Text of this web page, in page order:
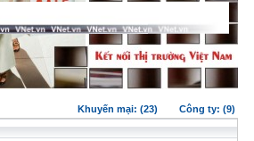
Khuyến mại: (23)
Công ty: (9)